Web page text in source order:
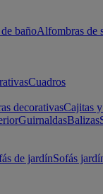
bañoAlfombras de
Cuadros
decorativasCajitas
GuirnaldasBalizas
de jardínSofás